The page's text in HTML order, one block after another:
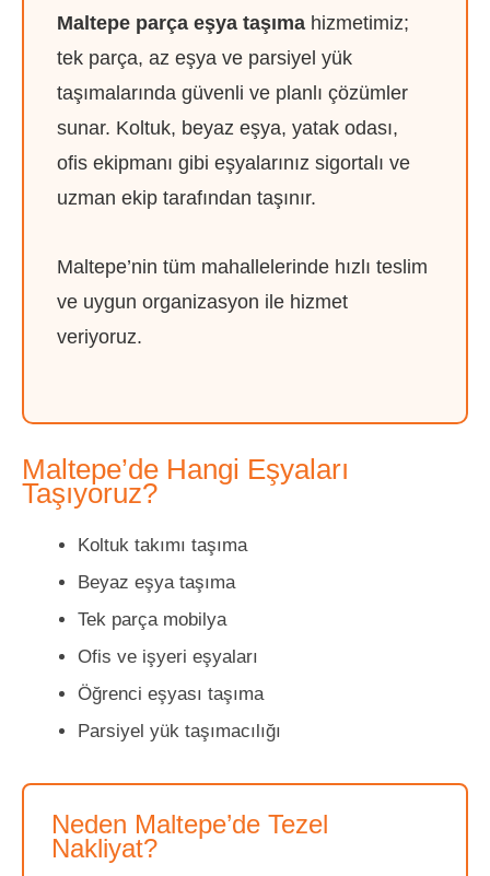
Maltepe parça eşya taşıma hizmetimiz;
tek parça, az eşya ve parsiyel yük
taşımalarında güvenli ve planlı çözümler
sunar. Koltuk, beyaz eşya, yatak odası,
ofis ekipmanı gibi eşyalarınız sigortalı ve
uzman ekip tarafından taşınır.
Maltepe’nin tüm mahallelerinde hızlı teslim
ve uygun organizasyon ile hizmet
veriyoruz.
Maltepe’de Hangi Eşyaları
Taşıyoruz?
Koltuk takımı taşıma
Beyaz eşya taşıma
Tek parça mobilya
Ofis ve işyeri eşyaları
Öğrenci eşyası taşıma
Parsiyel yük taşımacılığı
Neden Maltepe’de Tezel
Nakliyat?